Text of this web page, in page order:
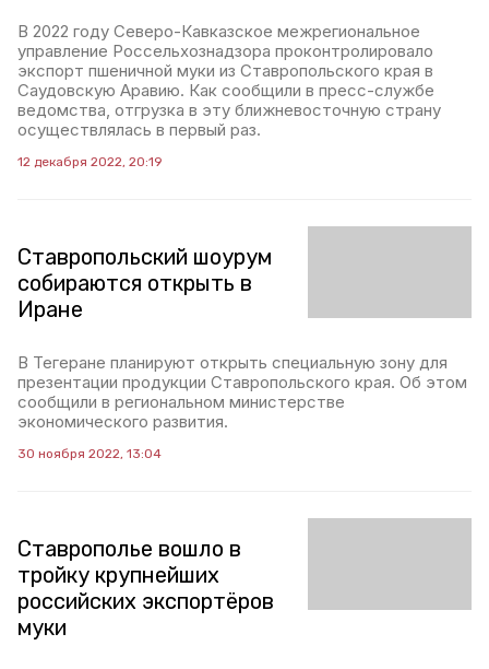
В 2022 году Северо-Кавказское межрегиональное
управление Россельхознадзора проконтролировало
экспорт пшеничной муки из Ставропольского края в
Саудовскую Аравию. Как сообщили в пресс-службе
ведомства, отгрузка в эту ближневосточную страну
осуществлялась в первый раз.
12 декабря 2022, 20:19
Ставропольский шоурум
собираются открыть в
Иране
В Тегеране планируют открыть специальную зону для
презентации продукции Ставропольского края. Об этом
сообщили в региональном министерстве
экономического развития.
30 ноября 2022, 13:04
Ставрополье вошло в
тройку крупнейших
российских экспортёров
муки